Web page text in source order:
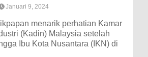
Januari 9, 2024
menarik perhatian Kamar
(Kadin) Malaysia setelah
Ibu Kota Nusantara (IKN) di